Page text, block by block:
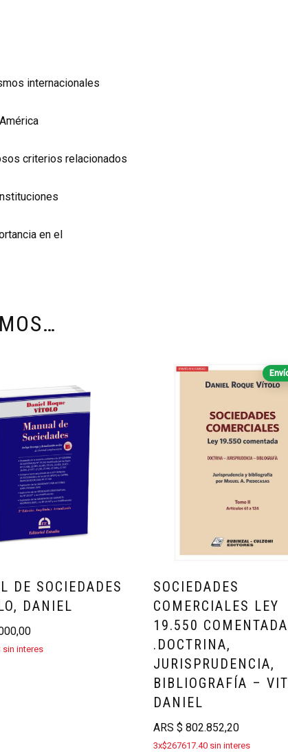
internacionales
criterios relacionados
en el
DE SOCIEDADES
DANIEL
sin interes
SOCIEDADES
COMERCIALES LEY
19.550 COMENTADA
.DOCTRINA,
JURISPRUDENCIA,
BIBLIOGRAFÍA –
DANIEL
ARS$ 802.852,20
3x$267617.40 sin interes